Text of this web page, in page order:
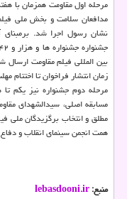
مدافعان سلامت و بخش ملی
بین المللی فیلم مقاومت ارسال
زمان انتشار فراخوان تا اختتام مهلت ارسال آثار
مرحله دوم جشنواره نیز یکم
مسابقه اصلی، سیدالشهدای
مطلق و انتخاب برگزیدگان ملی
همت انجمن سینمای انقلاب و
منبع:lebasdooni.ir